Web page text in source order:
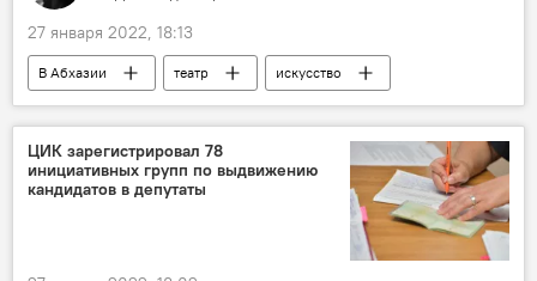
27 января 2022, 18:13
В Абхазии театр
искусство
РУСДРАМ
ЦИК зарегистрировал 78
инициативных групп по выдвижению
кандидатов в депутаты